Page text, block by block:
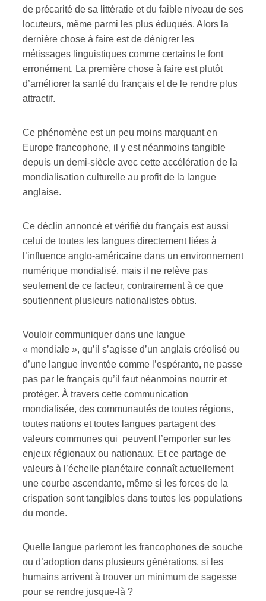
de précarité de sa littératie et du faible niveau de ses
locuteurs, même parmi les plus éduqués. Alors la
dernière chose à faire est de dénigrer les
métissages linguistiques comme certains le font
erronément. La première chose à faire est plutôt
d’améliorer la santé du français et de le rendre plus
attractif.
Ce phénomène est un peu moins marquant en
Europe francophone, il y est néanmoins tangible
depuis un demi-siècle avec cette accélération de la
mondialisation culturelle au profit de la langue
anglaise.
Ce déclin annoncé et vérifié du français est aussi
celui de toutes les langues directement liées à
l’influence anglo-américaine dans un environnement
numérique mondialisé, mais il ne relève pas
seulement de ce facteur, contrairement à ce que
soutiennent plusieurs nationalistes obtus.
Vouloir communiquer dans une langue
« mondiale », qu’il s’agisse d’un anglais créolisé ou
d’une langue inventée comme l’espéranto, ne passe
pas par le français qu’il faut néanmoins nourrir et
protéger. À travers cette communication
mondialisée, des communautés de toutes régions,
toutes nations et toutes langues partagent des
valeurs communes qui peuvent l’emporter sur les
enjeux régionaux ou nationaux. Et ce partage de
valeurs à l’échelle planétaire connaît actuellement
une courbe ascendante, même si les forces de la
crispation sont tangibles dans toutes les populations
du monde.
Quelle langue parleront les francophones de souche
ou d’adoption dans plusieurs générations, si les
humains arrivent à trouver un minimum de sagesse
pour se rendre jusque-là ?